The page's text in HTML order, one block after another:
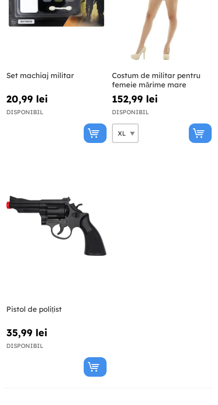
Set machiaj militar
20,99 lei
DISPONIBIL
Costum de militar pentru
femeie mărime mare
152,99 lei
DISPONIBIL
Pistol de polițist
35,99 lei
DISPONIBIL